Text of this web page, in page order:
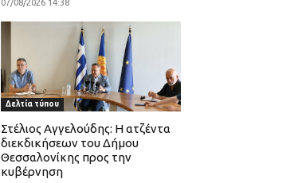
07/08/2026 14:38
Δελτία τύπου
Στέλιος Αγγελούδης: Η ατζέντα
διεκδικήσεων του Δήμου
Θεσσαλονίκης προς την
κυβέρνηση